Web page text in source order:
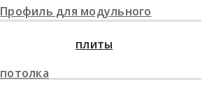
Профиль для модульного
потолка
плиты